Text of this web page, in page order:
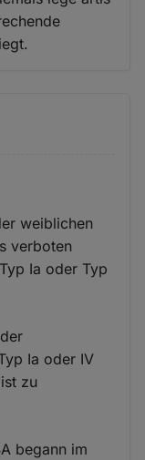
weiblichen
verboten
Ia oder Typ
Ia oder IV
zu
begann im